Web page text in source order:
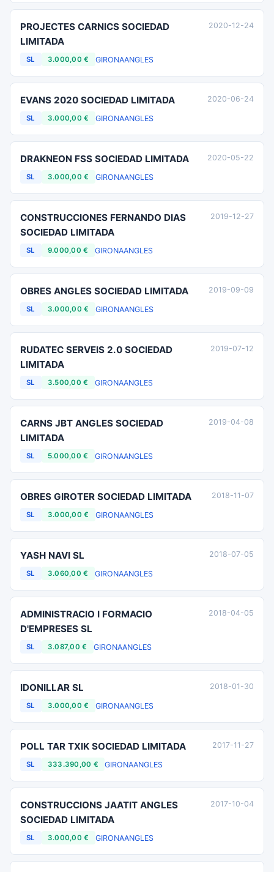
PROJECTES CARNICS SOCIEDAD
LIMITADA
SL 3.000,00 € GIRONAANGLES
2020-12-24
EVANS 2020 SOCIEDAD LIMITADA
SL 3.000,00 € GIRONAANGLES
2020-06-24
DRAKNEON FSS SOCIEDAD LIMITADA
SL 3.000,00 € GIRONAANGLES
2020-05-22
CONSTRUCCIONES FERNANDO DIAS
SOCIEDAD LIMITADA
SL 9.000,00 € GIRONAANGLES
2019-12-27
OBRES ANGLES SOCIEDAD LIMITADA
SL 3.000,00 € GIRONAANGLES
2019-09-09
RUDATEC SERVEIS 2.0 SOCIEDAD
LIMITADA
SL 3.500,00 € GIRONAANGLES
2019-07-12
CARNS JBT ANGLES SOCIEDAD
LIMITADA
SL 5.000,00 € GIRONAANGLES
2019-04-08
OBRES GIROTER SOCIEDAD LIMITADA
SL 3.000,00 € GIRONAANGLES
2018-11-07
YASH NAVI SL
SL 3.060,00 € GIRONAANGLES
2018-07-05
ADMINISTRACIO I FORMACIO
D'EMPRESES SL
SL 3.087,00 € GIRONAANGLES
2018-04-05
IDONILLAR SL
SL 3.000,00 € GIRONAANGLES
2018-01-30
POLL TAR TXIK SOCIEDAD LIMITADA
SL 333.390,00 € GIRONAANGLES
2017-11-27
CONSTRUCCIONS JAATIT ANGLES
SOCIEDAD LIMITADA
SL 3.000,00 € GIRONAANGLES
2017-10-04